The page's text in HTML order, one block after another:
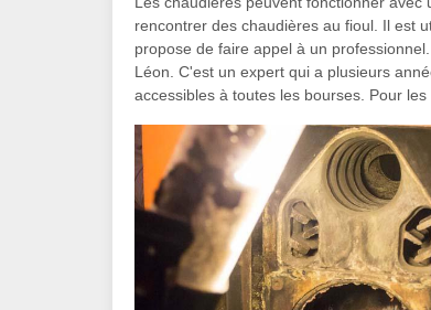
rencontrer des chaudières au fioul. Il est
propose de faire appel à un
Léon. C'est un expert qui a plusieurs
accessibles à toutes les bourses. Pour